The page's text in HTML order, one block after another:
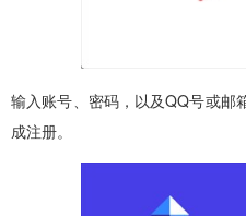
输入账号、密码，以及QQ号或邮
成注册。